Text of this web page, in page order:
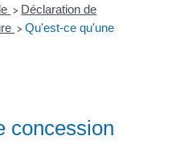
> Déclaration de
> Qu'est-ce qu'une
concession